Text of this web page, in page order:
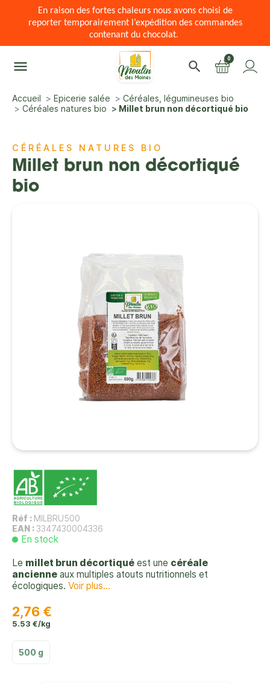
En raison des fortes chaleurs nous avons choisi de
reporter temporairement l’expédition des commandes
contenant du chocolat.
menu search 0
Accueil Epicerie salée
Céréales, légumineuses bio
Céréales natures bio
Millet brun non décortiqué bio
CÉRÉALES NATURES BIO
Millet brun non décortiqué
bio
Réf : MILBRU500
EAN : 3347430004336
En stock
Le millet brun décortiqué est une céréale
ancienne aux multiples atouts nutritionnels et
écologiques. Voir plus...
2,76 €
5.53 €/kg
500 g